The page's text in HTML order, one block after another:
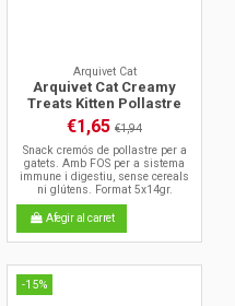
Arquivet Cat
Arquivet Cat Creamy
Treats Kitten Pollastre
€1,65 €1,94
Snack cremós de pollastre per a
gatets. Amb FOS per a sistema
immune i digestiu, sense cereals
ni glútens. Format 5x14gr.
Afegir al carret
-15%